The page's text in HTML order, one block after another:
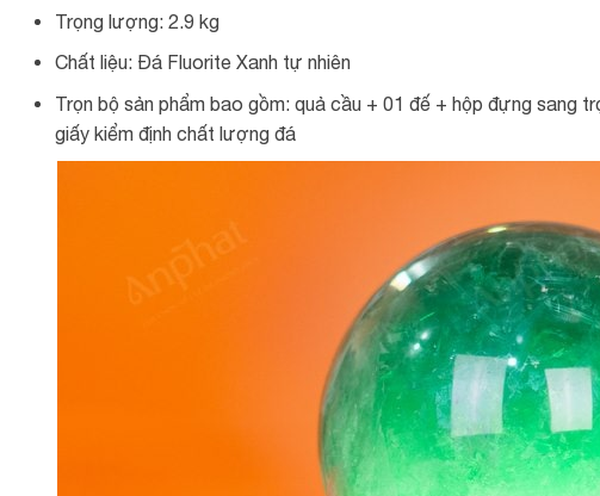
Trọng lượng: 2.9 kg
Chất liệu: Đá Fluorite Xanh tự nhiên
Trọn bộ sản phẩm bao gồm: quả cầu + 01 đế + hộp đựng sang
giấy kiểm định chất lượng đá